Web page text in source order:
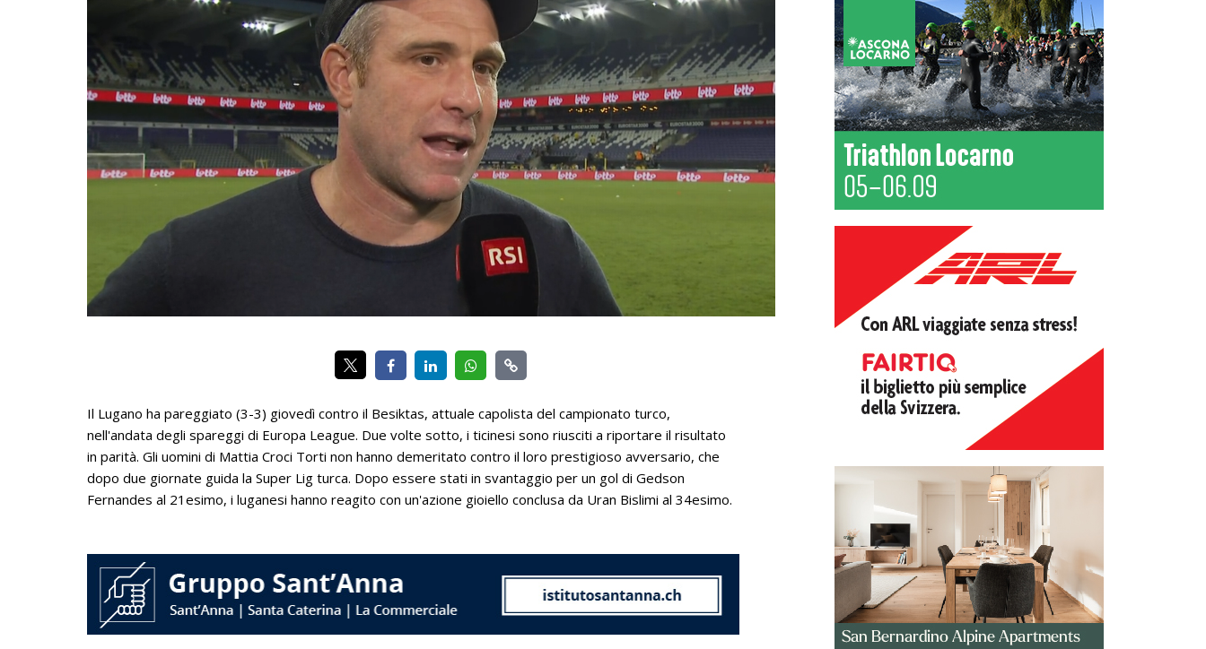
Il Lugano ha pareggiato (3-3) giovedì contro il Besiktas, attuale capolista del campionato turco,
nell'andata degli spareggi di Europa League. Due volte sotto, i ticinesi sono riusciti a riportare il risultato
in parità. Gli uomini di Mattia Croci Torti non hanno demeritato contro il loro prestigioso avversario, che
dopo due giornate guida la Super Lig turca. Dopo essere stati in svantaggio per un gol di Gedson
Fernandes al 21esimo, i luganesi hanno reagito con un'azione gioiello conclusa da Uran Bislimi al 34esimo.